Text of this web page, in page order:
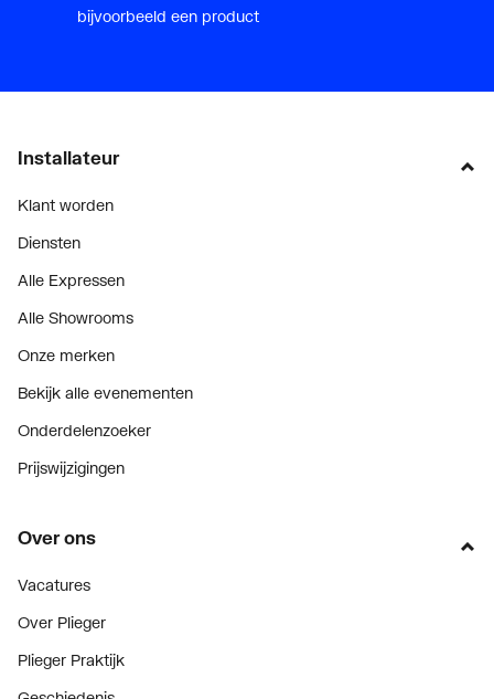
bijvoorbeeld een product
Installateur
Klant worden
Diensten
Alle Expressen
Alle Showrooms
Onze merken
Bekijk alle evenementen
Onderdelenzoeker
Prijswijzigingen
Over ons
Vacatures
Over Plieger
Plieger Praktijk